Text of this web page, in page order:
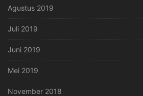
Agustus 2019
Juli 2019
Juni 2019
Mei 2019
November 2018